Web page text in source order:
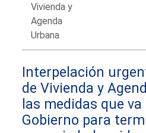
Vivienda y
Agenda
Urbana
Interpelación
de Vivienda y
las medidas que
Gobierno para